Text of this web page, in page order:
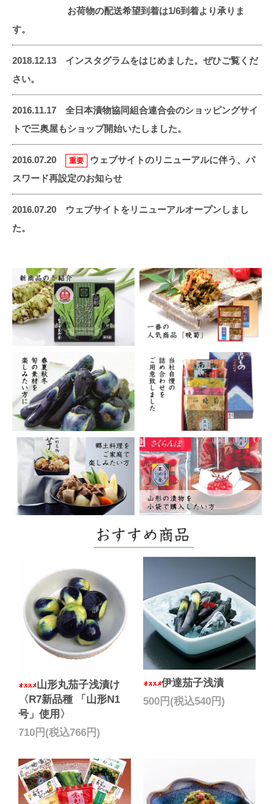
お荷物の配送希望到着は1/6到着より承りま
す。
2018.12.13 インスタグラムをはじめました。ぜひご覧くだ
さい。
2016.11.17 全日本漬物協同組合連合会のショッピングサイ
トで三奥屋もショップ開始いたしました。
2016.07.20 重要
ウェブサイトのリニューアルに伴う、パ
スワード再設定のお知らせ
2016.07.20 ウェブサイトをリニューアルオープンしまし
た。
山形丸茄子浅漬け
〈R7新品種 「山形N1
号」使用〉
710円(税込766円)
伊達茄子浅漬
500円(税込540円)